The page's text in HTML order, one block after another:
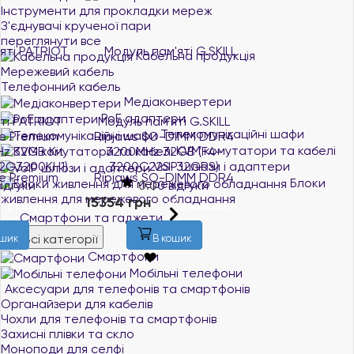
Інструменти для прокладки мереж
З'єднувачі крученої пари
переглянути все
Кабельна продукція
Мережевий кабель
Телефонний кабель
Медіаконвертери
PoE адаптери
Телекомунікаційні шафи
KVM комутатори та кабелі
VoIP шлюзи і адаптери
Блоки
живлення для мережевого обладнання
Смартфони та гаджети
Всі категорії
Смартфони
Мобільні телефони
Аксесуари для телефонів та смартфонів
Органайзери для кабелів
Чохли для телефонів та смартфонів
Захисні плівки та скло
Моноподи для селфі
Модуль пам'яті G.SKILL
Ripjaws SO-DIMM DDR4
3200MHz 32GB (F4-
3200C22S-32GRS)
0.00 відгуки
В наявності
15354 грн
В кошик
Модуль пам'яті G.SKILL
Ripjaws SO-DIMM DDR4
3200MHz 8GB (F4-
3200C22S-8GRS)
0.00 відгуки
3847 грн